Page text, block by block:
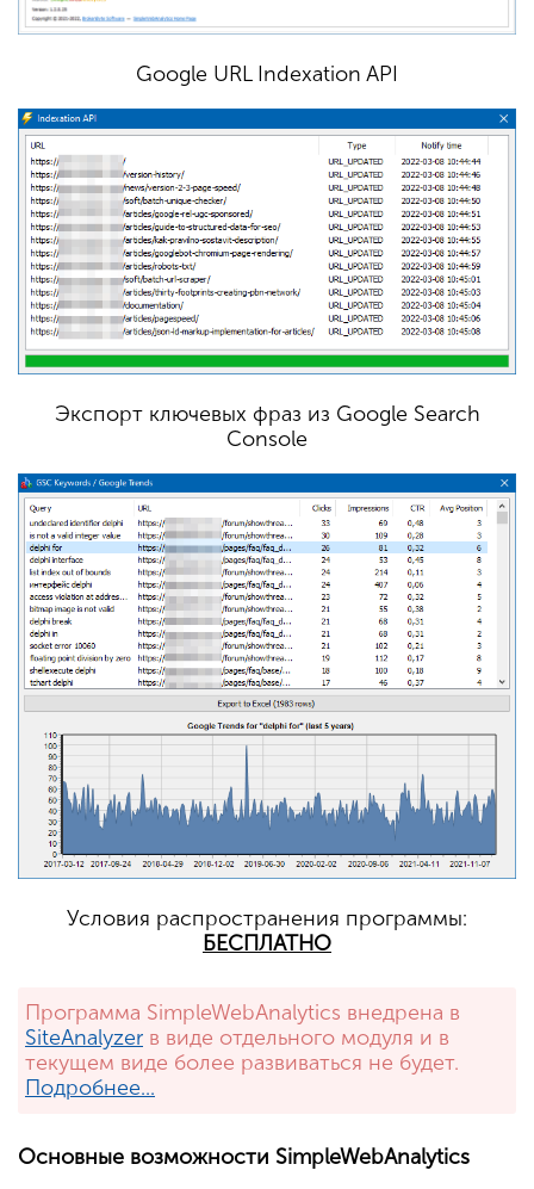
Google URL Indexation API
Экспорт ключевых фраз из Google Search
Console
Условия распространения программы:
БЕСПЛАТНО
Программа SimpleWebAnalytics внедрена в
SiteAnalyzer в виде отдельного модуля и в
текущем виде более развиваться не будет.
Подробнее...
Основные возможности SimpleWebAnalytics